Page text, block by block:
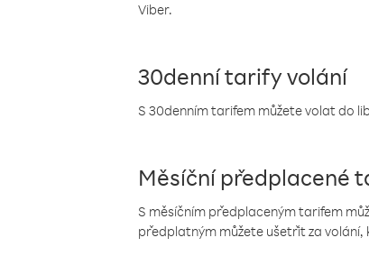
Viber.
30denní tarify volání
S 30denním tarifem můžete volat do
Měsíční předplacené
S měsíčním předplaceným tarifem
předplatným můžete ušetřit za volání,